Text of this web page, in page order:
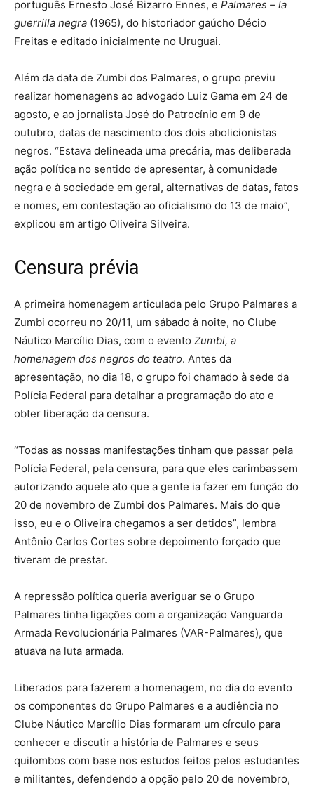
português Ernesto José Bizarro Ennes, e Palmares – la
guerrilla negra (1965), do historiador gaúcho Décio
Freitas e editado inicialmente no Uruguai.
Além da data de Zumbi dos Palmares, o grupo previu
realizar homenagens ao advogado Luiz Gama em 24 de
agosto, e ao jornalista José do Patrocínio em 9 de
outubro, datas de nascimento dos dois abolicionistas
negros. “Estava delineada uma precária, mas deliberada
ação política no sentido de apresentar, à comunidade
negra e à sociedade em geral, alternativas de datas, fatos
e nomes, em contestação ao oficialismo do 13 de maio”,
explicou em artigo Oliveira Silveira.
Censura prévia
A primeira homenagem articulada pelo Grupo Palmares a
Zumbi ocorreu no 20/11, um sábado à noite, no Clube
Náutico Marcílio Dias, com o evento Zumbi, a
homenagem dos negros do teatro. Antes da
apresentação, no dia 18, o grupo foi chamado à sede da
Polícia Federal para detalhar a programação do ato e
obter liberação da censura.
“Todas as nossas manifestações tinham que passar pela
Polícia Federal, pela censura, para que eles carimbassem
autorizando aquele ato que a gente ia fazer em função do
20 de novembro de Zumbi dos Palmares. Mais do que
isso, eu e o Oliveira chegamos a ser detidos”, lembra
Antônio Carlos Cortes sobre depoimento forçado que
tiveram de prestar.
A repressão política queria averiguar se o Grupo
Palmares tinha ligações com a organização Vanguarda
Armada Revolucionária Palmares (VAR-Palmares), que
atuava na luta armada.
Liberados para fazerem a homenagem, no dia do evento
os componentes do Grupo Palmares e a audiência no
Clube Náutico Marcílio Dias formaram um círculo para
conhecer e discutir a história de Palmares e seus
quilombos com base nos estudos feitos pelos estudantes
e militantes, defendendo a opção pelo 20 de novembro,